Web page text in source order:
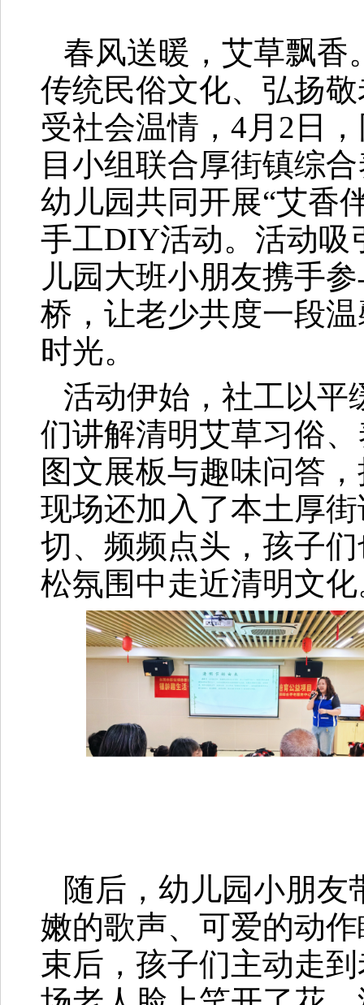
春风送暖，艾草飘香
传统民俗文化、弘扬
受社会温情，4月2日
目小组联合厚街镇综
幼儿园共同开展“艾香
手工DIY活动。活动吸
儿园大班小朋友携手
桥，让老少共度一段
时光。
活动伊始，社工以平
们讲解清明艾草习俗
图文展板与趣味问答
现场还加入了本土厚
切、频频点头，孩子
松氛围中走近清明文
随后，幼儿园小朋友
嫩的歌声、可爱的动
束后，孩子们主动走